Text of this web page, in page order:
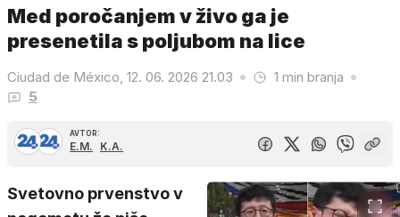
Med poročanjem v živo ga je
presenetila s poljubom na lice
Ciudad de México, 12. 06. 2026 21.03
1 min branja
5
AVTOR:
E.M. K.A.
Svetovno prvenstvo v